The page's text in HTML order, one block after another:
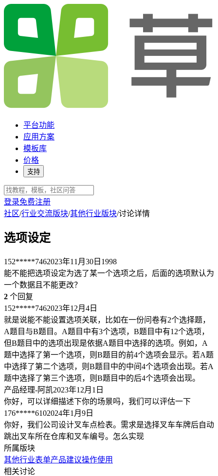
平台功能
应用方案
模板库
价格
支持
登录免费注册
社区/行业交流版块/其他行业版块/讨论详情
选项设定
152*****7462023年11月30日 1998
能不能把选项设定为选了某一个选项之后，后面的选项默认为
一个数据且不能更改？
2 个回复
152*****7462023年12月4日
就是说能不能设置选项关联，比如在一份问卷有2个选择题，
A题目与B题目。A题目中有3个选项，B题目中有12个选项，
但B题目中的选项出现是依据A题目中选择的选项。例如，A
题中选择了第一个选项，则B题目的前4个选项会显示。若A题
中选择了第二个选项，则B题目中的中间4个选项会出现。若A
题中选择了第三个选项，则B题目中的后4个选项会出现。
产品经理-阿凯2023年12月1日
你好，可以详细描述下你的场景吗，我们可以评估一下
176*****6102024年1月9日
你好，我们公司设计叉车点检表。需求是选择叉车车牌后自动
跳出叉车所在仓库和叉车编号。怎么实现
所属版块
其他行业表单产品建议操作使用
相关讨论